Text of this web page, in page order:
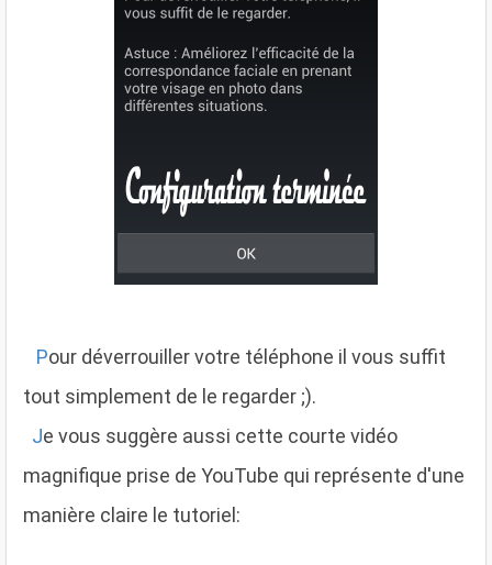
Pour déverrouiller votre téléphone il vous suffit
tout simplement de le regarder ;).
Je vous suggère aussi cette courte vidéo
magnifique prise de YouTube qui représente d'une
manière claire le tutoriel: